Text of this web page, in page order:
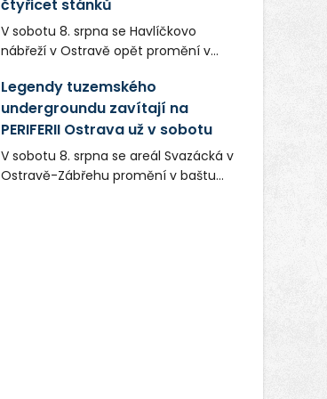
čtyřicet stánků
V sobotu 8. srpna se Havlíčkovo
nábřeží v Ostravě opět promění v
lokálních výrobků. Trhy, co se hledají
tentokrát nabídnou více než čtyřicet
pečlivě vybraných stánků s kvalitní
gastronomií, farmářskými produkty,
designem i řemeslnou tvorbou.
Návštěvníci se mohou těšit nejen na
Legendy tuzemského
undergroundu zavítají na
PERIFERII Ostrava už v sobotu
V sobotu 8. srpna se areál Svazácká v
Ostravě-Zábřehu promění v baštu